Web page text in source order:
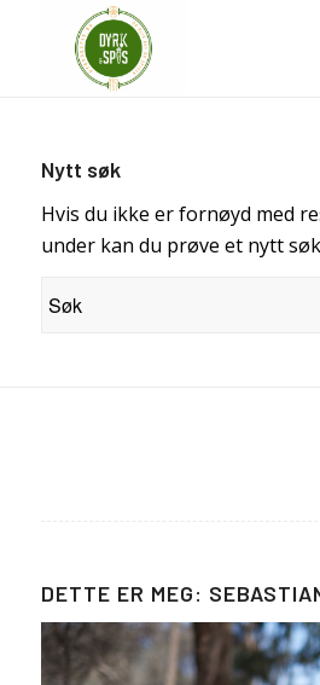
Nytt søk
Hvis du ikke er fornøyd med
under kan du prøve et nytt søk
DETTE ER MEG: